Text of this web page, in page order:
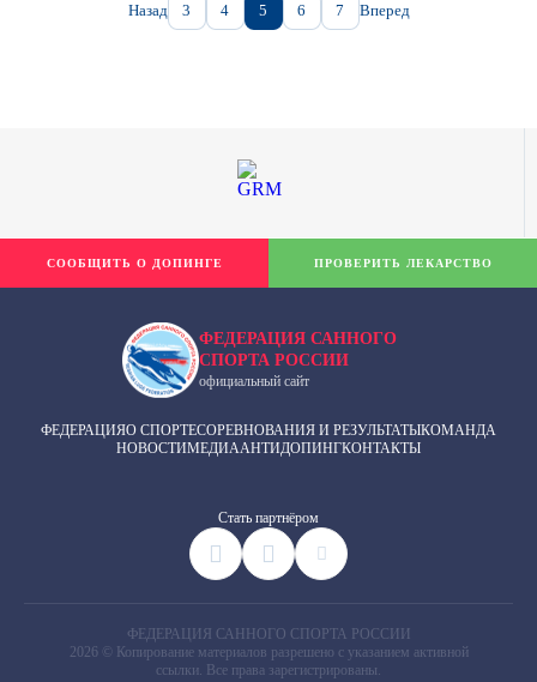
Назад 3 4 5 6 7 Вперед
ФЕДЕРАЦИЯ САННОГО
СПОРТА РОССИИ
официальный сайт
ФЕДЕРАЦИЯО СПОРТЕСОРЕВНОВАНИЯ И РЕЗУЛЬТАТЫКОМАНДА
НОВОСТИМЕДИААНТИДОПИНГКОНТАКТЫ
Cтать партнёром
СООБЩИТЬ О ДОПИНГЕ ПРОВЕРИТЬ ЛЕКАРСТВО
ФЕДЕРАЦИЯ САННОГО СПОРТА РОССИИ
2026 © Копирование материалов разрешено с указанием активной
ссылки. Все права зарегистрированы.